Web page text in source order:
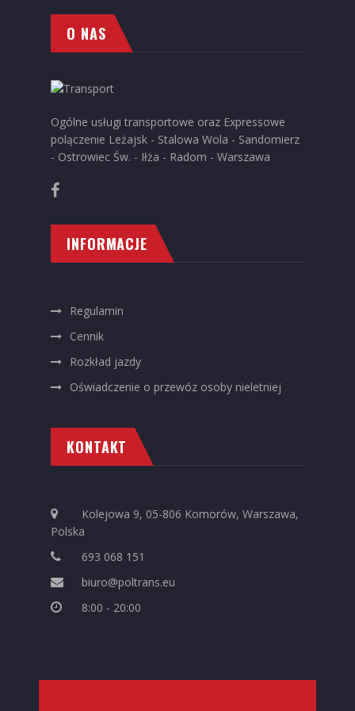
O NAS
Ogólne usługi transportowe oraz Expressowe
polączenie Leżajsk - Stalowa Wola - Sandomierz
- Ostrowiec Św. - Iłża - Radom - Warszawa
INFORMACJE
Regulamin
Cennik
Rozkład jazdy
Oświadczenie o przewóz osoby nieletniej
KONTAKT
Kolejowa 9, 05-806 Komorów, Warszawa,
Polska
693 068 151
biuro@poltrans.eu
8:00 - 20:00